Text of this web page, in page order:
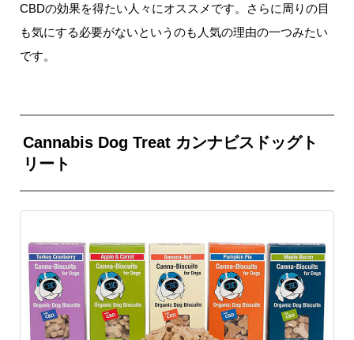
CBDの効果を得たい人々にオススメです。さらに周りの目
も気にする必要がないというのも人気の理由の一つみたい
です。
Cannabis Dog Treat カンナビスドッグト
リート